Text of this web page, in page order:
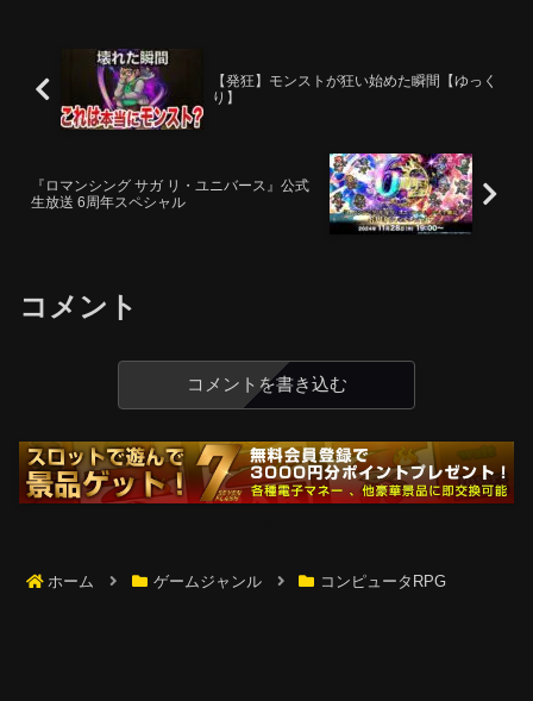
【発狂】モンストが狂い始めた瞬間【ゆっく
り】
『ロマンシング サガ リ・ユニバース』公式
生放送 6周年スペシャル
コメント
コメントを書き込む
ホーム ゲームジャンル コンピュータRPG